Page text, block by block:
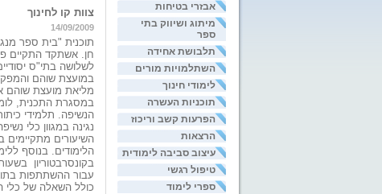
אבזרי בטיחות
מיתוג ושיווק בתי
ספר
תלבושת אחידה
השתלמויות מורים
לימודי חינוך
תוכניות העשרה
הפרעות קשב וריכוז
הרצאות
עיצוב סביבה לימודית
טיפול רגשי
ספרי לימוד
צוות קו לחינוך
14/09/2009
תוכנית "בית ספר
חן. אשתקד התקיים
לשלושה בתי"ס
במועצת שוהם
מליאת מועצת שוהם
במסגרת התכנית,
הנשיפה. תלמידי
נגינה במגוון כלי
הלימודים. בנוסף
בקונסרבטוריון
כולל השאלה של כלי